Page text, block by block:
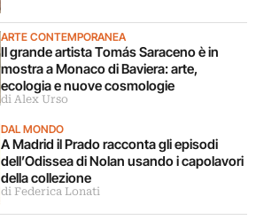
ARTE CONTEMPORANEA
Il grande artista Tomás Saraceno è in
mostra a Monaco di Baviera: arte,
ecologia e nuove cosmologie
di Alex Urso
DAL MONDO
A Madrid il Prado racconta gli episodi
dell’Odissea di Nolan usando i capolavori
della collezione
di Federica Lonati